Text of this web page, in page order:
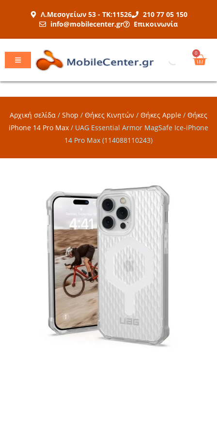
Λ.Μεσογείων 53 - ΤΚ:11526
210 77 05 150
info@mobilecenter.gr
Επικοινωνία
0
Αρχική σελίδα / Shop / Θήκες Κινητών / Θήκες Apple / Θήκες
iPhone 14 Pro Max / UAG Essential Armor MagSafe Ice-iPhone
14 Pro Max (114088110243)